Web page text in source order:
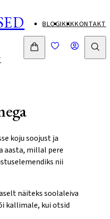
BLOGIKKKKONTAKT
koju soojust ja
aasta, millal pere
nii
näiteks soolaleiva
kallimale, kui otsid